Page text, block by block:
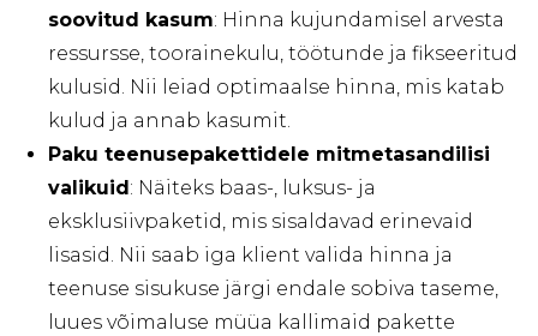
soovitud kasum: Hinna kujundamisel arvesta
ressursse, toorainekulu, töötunde ja fikseeritud
kulusid. Nii leiad optimaalse hinna, mis katab
kulud ja annab kasumit.
Paku teenusepakettidele mitmetasandilisi
valikuid : Näiteks baas-, luksus- ja
eksklusiivpaketid, mis sisaldavad erinevaid
lisasid. Nii saab iga klient valida hinna ja
teenuse sisukuse järgi endale sobiva taseme,
luues võimaluse müüa kallimaid pakette